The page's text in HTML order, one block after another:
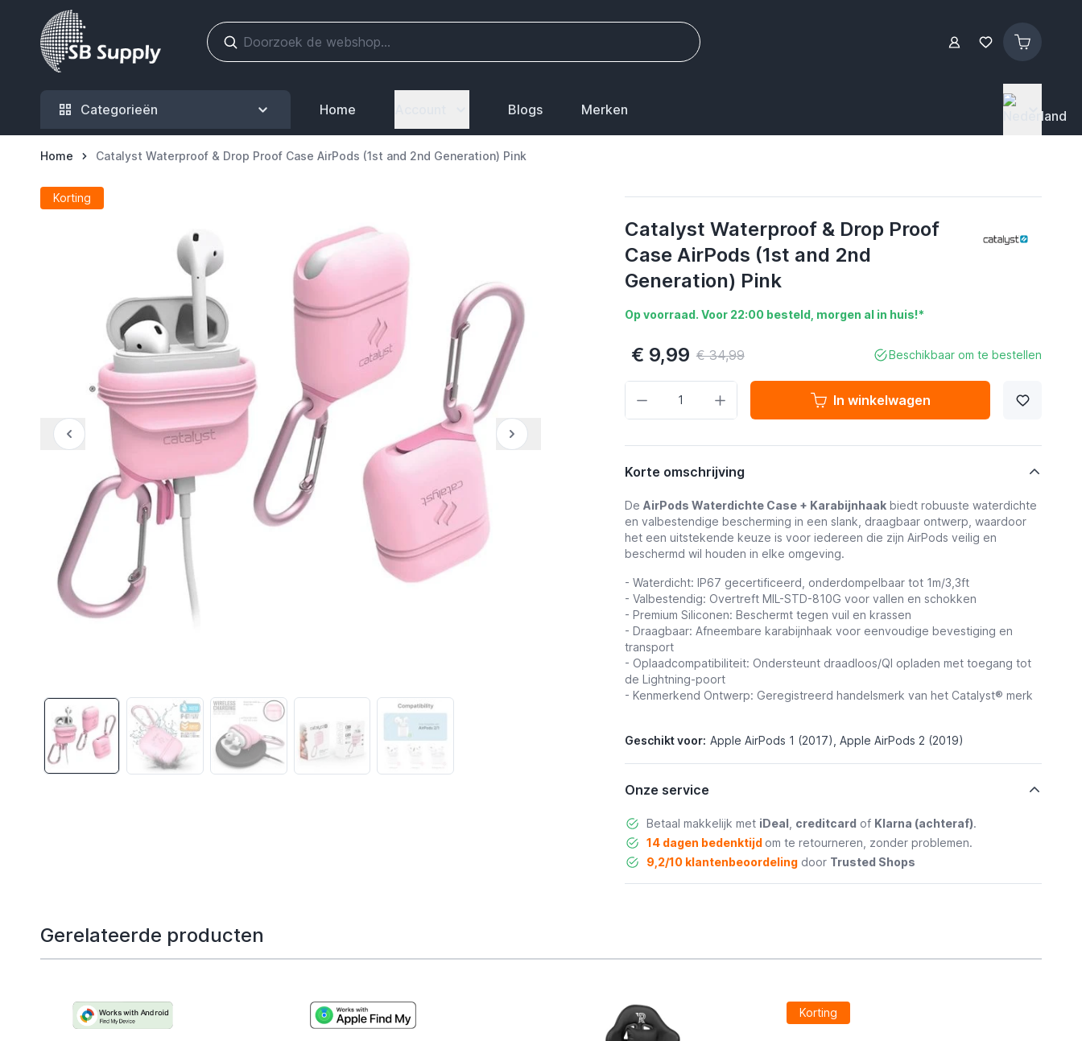
Ga naar de inhoud
Categorieën Home Blogs Merken
Home Catalyst Waterproof & Drop Proof Case AirPods (1st and 2nd Generation) Pink
Korting
Catalyst Waterproof & Drop Proof
Case AirPods (1st and 2nd
Generation) Pink
Op voorraad. Voor 22:00 besteld, morgen al in huis!*
€ 9,99 € 34,99 Beschikbaar om te bestellen
In winkelwagen
Korte omschrijving
De AirPods Waterdichte Case + Karabijnhaakbiedt robuuste waterdichte
en valbestendige bescherming in een slank, draagbaar ontwerp, waardoor
het een uitstekende keuze is voor iedereen die zijn AirPods veilig en
beschermd wil houden in elke omgeving.
- Waterdicht: IP67 gecertificeerd, onderdompelbaar tot 1m/3,3ft
- Valbestendig: Overtreft MIL-STD-810G voor vallen en schokken
- Premium Siliconen: Beschermt tegen vuil en krassen
- Draagbaar: Afneembare karabijnhaak voor eenvoudige bevestiging en
transport
- Oplaadcompatibiliteit: Ondersteunt draadloos/QI opladen met toegang tot
de Lightning-poort
- Kenmerkend Ontwerp: Geregistreerd handelsmerk van het Catalyst® merk
Geschikt voor: Apple AirPods 1 (2017), Apple AirPods 2 (2019)
Onze service
Betaal makkelijk met iDeal creditcard of Klarna (achteraf).
14 dagen bedenktijd om te retourneren, zonder problemen.
9,2/10 klantenbeoordelingdoor Trusted Shops
Gerelateerde producten
Korting